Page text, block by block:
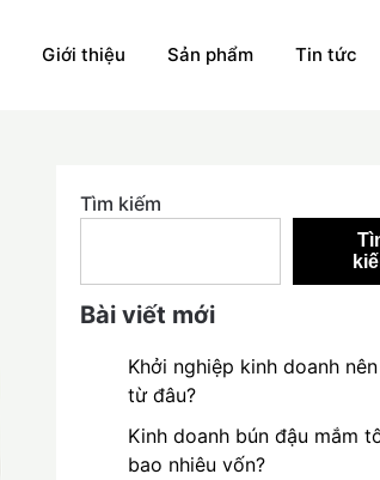
Giới thiệu Sản phẩm Tin tức
Tìm kiếm
Bài viết mới
Khởi nghiệp kinh doanh
từ đâu?
Kinh doanh bún đậu mắm
bao nhiêu vốn?